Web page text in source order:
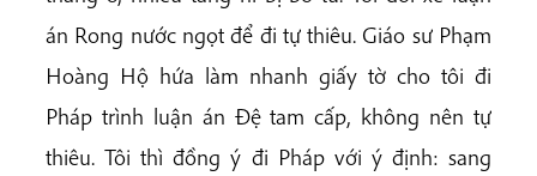
án Rong nước ngọt để đi tự thiêu. Giáo sư Phạm
Hoàng Hộ hứa làm nhanh giấy tờ cho tôi đi
Pháp trình luận án Đệ tam cấp, không nên tự
thiêu. Tôi thì đồng ý đi Pháp với ý định: sang